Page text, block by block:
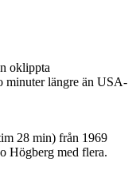
oklippta
minuter längre än USA-
28 min) från 1969
Högberg med flera.